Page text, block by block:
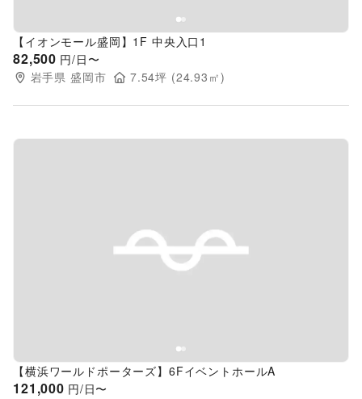
【イオンモール盛岡】1F 中央入口1
82,500 円/日〜
岩手県 盛岡市 7.54坪 (24.93 ㎡)
Previous slide
【横浜ワールドポーターズ】6FイベントホールA
121,000 円/日〜